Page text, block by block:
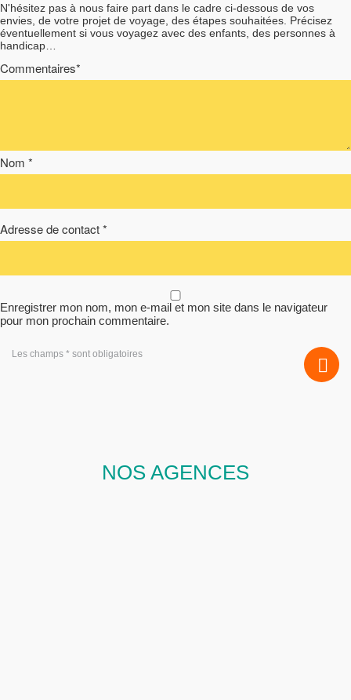
N'hésitez pas à nous faire part dans le cadre ci-dessous de vos
envies, de votre projet de voyage, des étapes souhaitées. Précisez
éventuellement si vous voyagez avec des enfants, des personnes à
handicap…
Commentaires*
Nom *
Adresse de contact *
Enregistrer mon nom, mon e-mail et mon site dans le navigateur
pour mon prochain commentaire.
Les champs * sont obligatoires
NOS AGENCES